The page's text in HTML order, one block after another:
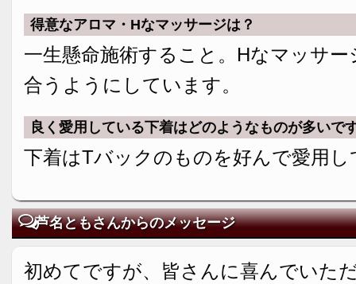
得意なアロマ・Hなマッサージは？
一生懸命施術すること。Hなマッサ
合うようにしています。
良く愛用している下着はどのようなものが多いで
下着はTバックのものを好んで愛用し
芦名ともさんからのメッセージ
初めてですが、皆さんに喜んでいた